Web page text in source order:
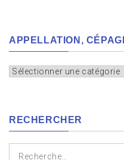
APPELLATION,
Appellation,
RECHERCHER
Rechercher :